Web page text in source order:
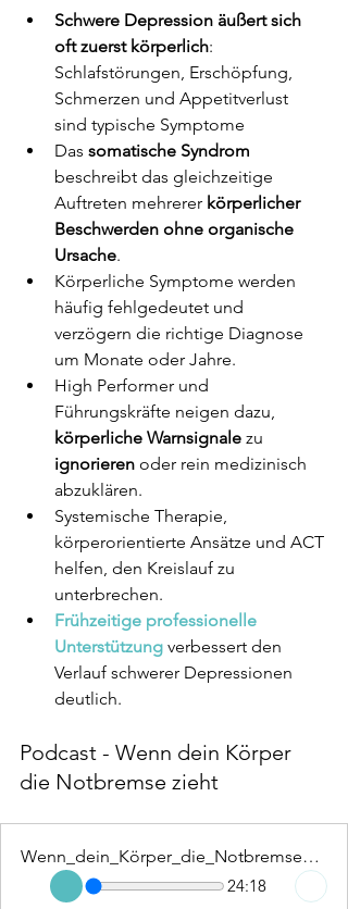
Schwere Depression äußert sich
oft zuerst körperlich:
Schlafstörungen, Erschöpfung,
Schmerzen und Appetitverlust
sind typische Symptome
Das somatische Syndrom
beschreibt das gleichzeitige
Auftreten mehrerer körperlicher
Beschwerden ohne organische
Ursache.
Körperliche Symptome werden
häufig fehlgedeutet und
verzögern die richtige Diagnose
um Monate oder Jahre.
High Performer und
Führungskräfte neigen dazu,
körperliche Warnsignale zu
ignorieren oder rein medizinisch
abzuklären.
Systemische Therapie,
körperorientierte Ansätze und ACT
helfen, den Kreislauf zu
unterbrechen.
Frühzeitige professionelle
Unterstützung verbessert den
Verlauf schwerer Depressionen
deutlich.
Podcast - Wenn dein Körper
die Notbremse zieht
Wenn_dein_Körper_die_Notbremse_zieht
24:18